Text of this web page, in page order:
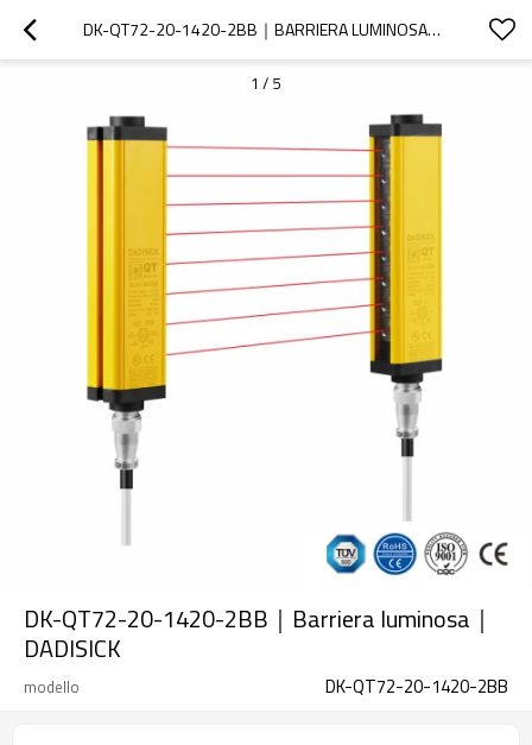
DK-QT72-20-1420-2BB｜BARRIERA LUMINOSA｜DADISICK
1 / 5
DK-QT72-20-1420-2BB｜Barriera luminosa｜
DADISICK
modello DK-QT72-20-1420-2BB